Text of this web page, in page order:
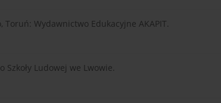
Toruń: Wydawnictwo Edukacyjne AKAPIT.
Szkoły Ludowej we Lwowie.